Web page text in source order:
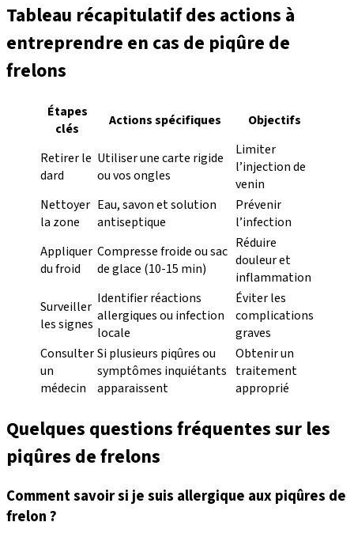
Tableau récapitulatif des actions à
entreprendre en cas de piqûre de
frelons
Étapes
clés
Actions spécifiques Objectifs
Retirer le
dard
Utiliser une carte rigide
ou vos ongles
Limiter
l’injection de
venin
Nettoyer
la zone
Eau, savon et solution
antiseptique
Prévenir
l’infection
Appliquer
du froid
Compresse froide ou sac
de glace (10-15 min)
Réduire
douleur et
inflammation
Surveiller
les signes
Identifier réactions
allergiques ou infection
locale
Éviter les
complications
graves
Consulter
un
médecin
Si plusieurs piqûres ou
symptômes inquiétants
apparaissent
Obtenir un
traitement
approprié
Quelques questions fréquentes sur les
piqûres de frelons
Comment savoir si je suis allergique aux piqûres de
frelon ?